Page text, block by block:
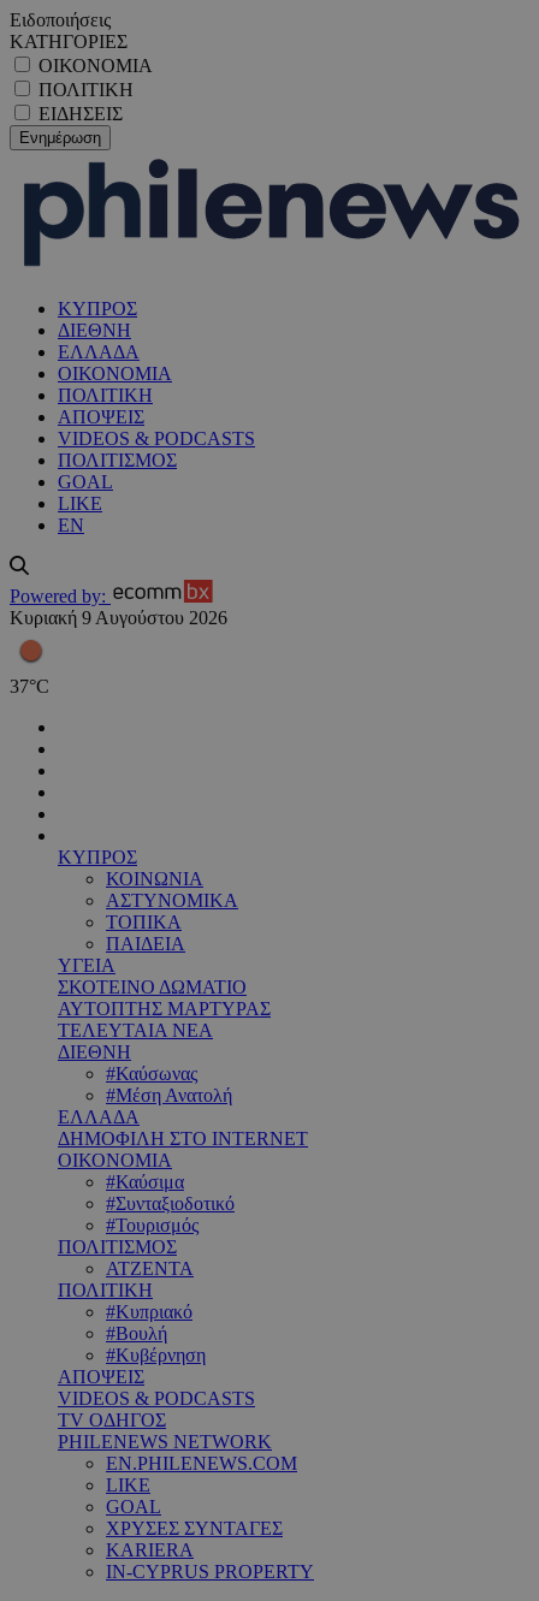
Ειδοποιήσεις
ΚΑΤΗΓΟΡΙΕΣ
ΟΙΚΟΝΟΜΙΑ
ΠΟΛΙΤΙΚΗ
ΕΙΔΗΣΕΙΣ
ΚΥΠΡΟΣ
ΔΙΕΘΝΗ
ΕΛΛΑΔΑ
ΟΙΚΟΝΟΜΙΑ
ΠΟΛΙΤΙΚΗ
ΑΠΟΨΕΙΣ
VIDEOS & PODCASTS
ΠΟΛΙΤΙΣΜΟΣ
GOAL
LIKE
EN
Powered by:
Κυριακή 9 Αυγούστου 2026
37°C
ΚΥΠΡΟΣ
ΚΟΙΝΩΝΙΑ
ΑΣΤΥΝΟΜΙΚΑ
ΤΟΠΙΚΑ
ΠΑΙΔΕΙΑ
ΥΓΕΙΑ
ΣΚΟΤΕΙΝΟ ΔΩΜΑΤΙΟ
ΑΥΤΟΠΤΗΣ ΜΑΡΤΥΡΑΣ
ΤΕΛΕΥΤΑΙΑ ΝΕΑ
ΔΙΕΘΝΗ
#Καύσωνας
#Μέση Ανατολή
ΕΛΛΑΔΑ
ΔΗΜΟΦΙΛΗ ΣΤΟ INTERNET
ΟΙΚΟΝΟΜΙΑ
#Καύσιμα
#Συνταξιοδοτικό
#Τουρισμός
ΠΟΛΙΤΙΣΜΟΣ
ΑΤΖΕΝΤΑ
ΠΟΛΙΤΙΚΗ
#Κυπριακό
#Βουλή
#Κυβέρνηση
ΑΠΟΨΕΙΣ
VIDEOS & PODCASTS
TV ΟΔΗΓΟΣ
PHILENEWS NETWORK
EN.PHILENEWS.COM
LIKE
GOAL
ΧΡΥΣΕΣ ΣΥΝΤΑΓΕΣ
KARIERA
IN-CYPRUS PROPERTY